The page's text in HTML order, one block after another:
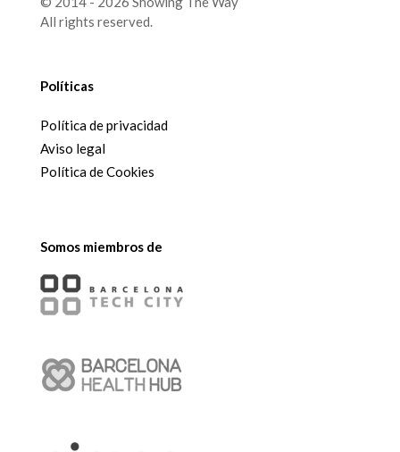
All rights reserved.
Políticas
Política de privacidad
Aviso legal
Política de Cookies
Somos miembros de